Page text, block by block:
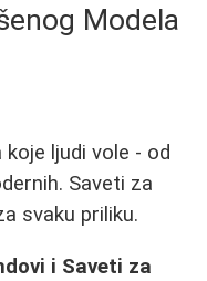
Modela
ljudi vole - od
Saveti za
svaku priliku.
i Saveti za